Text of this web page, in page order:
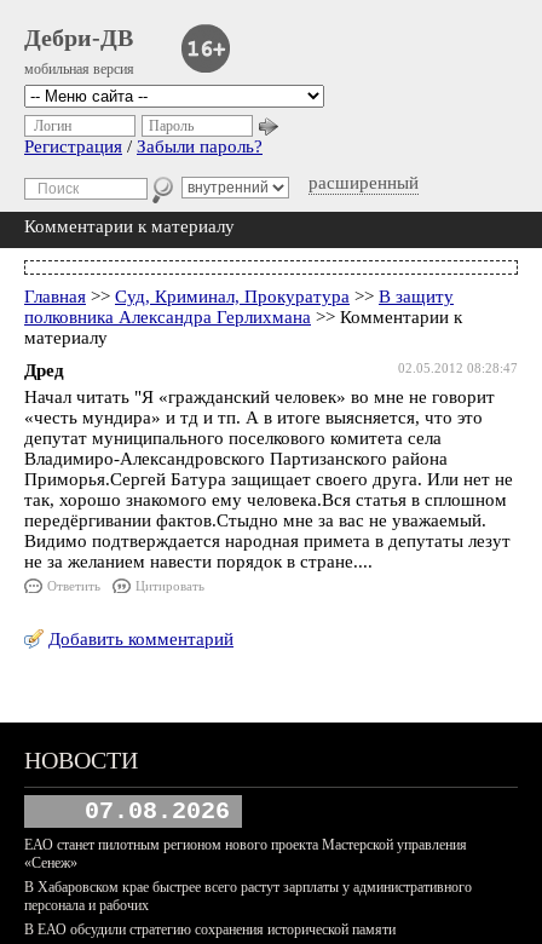
Дебри-ДВ
мобильная версия
расширенный
Логин Пароль
Регистрация / Забыли пароль?
Комментарии к материалу
Главная >> Суд, Криминал, Прокуратура >> В защиту
полковника Александра Герлихмана >> Комментарии к
материалу
02.05.2012 08:28:47
Дред
Начал читать "Я «гражданский человек» во мне не говорит
«честь мундира» и тд и тп. А в итоге выясняется, что это
депутат муниципального поселкового комитета села
Владимиро-Александровского Партизанского района
Приморья.Сергей Батура защищает своего друга. Или нет не
так, хорошо знакомого ему человека.Вся статья в сплошном
передёргивании фактов.Стыдно мне за вас не уважаемый.
Видимо подтверждается народная примета в депутаты лезут
не за желанием навести порядок в стране....
Ответить Цитировать
Добавить комментарий
НОВОСТИ
07.08.2026
ЕАО станет пилотным регионом нового проекта Мастерской управления
«Сенеж»
В Хабаровском крае быстрее всего растут зарплаты у административного
персонала и рабочих
В ЕАО обсудили стратегию сохранения исторической памяти